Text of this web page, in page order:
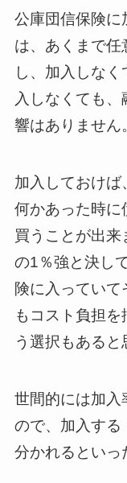
公庫団信保険に
は、あくまで任
し、加入しな
入しなくても
響はありません
加入しておけ
何かあった時に
買うことが出
の1％強と決し
険に入ってい
もコスト負担
う選択もあると
世間的には加入
ので、加入する
分かれるといっ